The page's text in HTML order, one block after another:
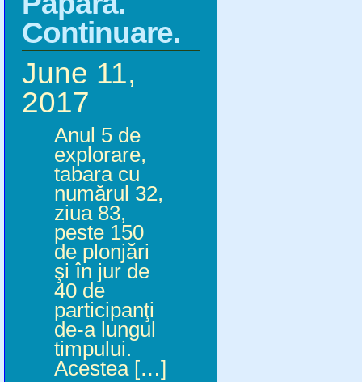
Continuare.
June 11,
2017
Anul 5 de
explorare,
tabara cu
numărul 32,
ziua 83,
peste 150
de plonjări
şi în jur de
40 de
participanţi
de-a lungul
timpului.
Acestea […]